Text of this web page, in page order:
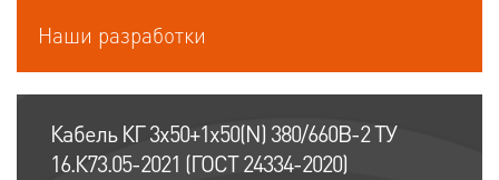
Наши разработки
Кабель КГ 3х50+1х50(N) 380/660В-2 ТУ
16.К73.05-2021 (ГОСТ 24334-2020)